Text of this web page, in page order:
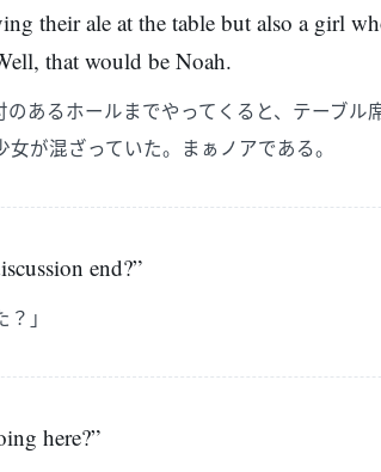
their ale at the table but also a girl
that would be Noah.
あるホールまでやってくると、テーブル
が混ざっていた。まぁノアである。
end?”
」
here?”